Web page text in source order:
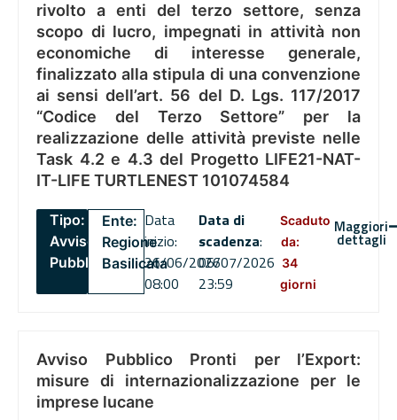
rivolto a enti del terzo settore, senza
scopo di lucro, impegnati in attività non
economiche di interesse generale,
finalizzato alla stipula di una convenzione
ai sensi dell’art. 56 del D. Lgs. 117/2017
“Codice del Terzo Settore” per la
realizzazione delle attività previste nelle
Task 4.2 e 4.3 del Progetto LIFE21-NAT-
IT-LIFE TURTLENEST 101074584
Tipo:
Avviso
Pubblico
Ente:
Regione
Basilicata
Data
inizio:
26/06/2026
08:00
Data di
scadenza:
06/07/2026
23:59
Scaduto
da:
34
giorni
Maggiori
dettagli
Avviso Pubblico Pronti per l’Export:
misure di internazionalizzazione per le
imprese lucane